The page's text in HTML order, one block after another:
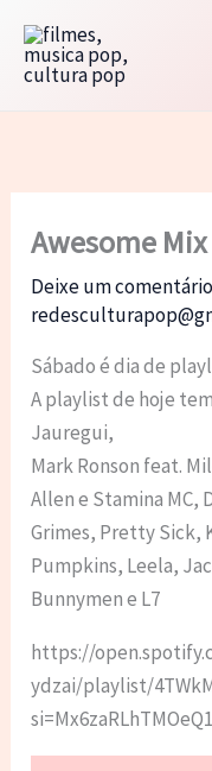
para
Awesome Mix
Deixe um comentário
Sábado é dia de
A playlist de hoje
Jauregui,
Mark Ronson feat.
Allen e Stamina MC,
Grimes, Pretty Sick,
Pumpkins, Leela,
Bunnymen e L7
https://
ydzai/playlist/